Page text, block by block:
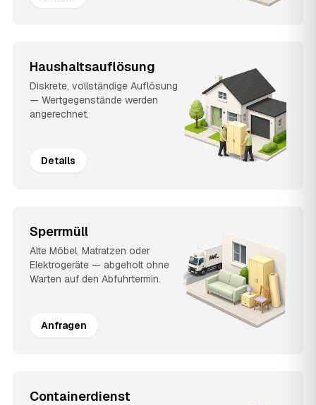
Haushaltsauflösung
Diskrete, vollständige Auflösung
— Wertgegenstände werden
angerechnet.
Details
Sperrmüll
Alte Möbel, Matratzen oder
Elektrogeräte — abgeholt ohne
Warten auf den Abfuhrtermin.
Anfragen
Containerdienst